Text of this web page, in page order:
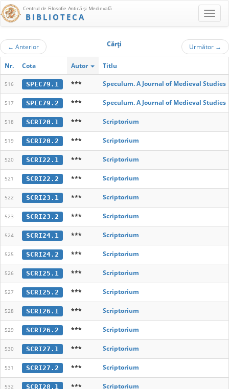
Centrul de Filosofie Antică şi Medievală
BIBLIOTECA
← Anterior Cărţi Următor →
Nr. Cota Autor Titlu
516 SPEC79.1 *** Speculum. A Journal of Medieval Studies
517 SPEC79.2 *** Speculum. A Journal of Medieval Studies
518 SCRI20.1 *** Scriptorium
519 SCRI20.2 *** Scriptorium
520 SCRI22.1 *** Scriptorium
521 SCRI22.2 *** Scriptorium
522 SCRI23.1 *** Scriptorium
523 SCRI23.2 *** Scriptorium
524 SCRI24.1 *** Scriptorium
525 SCRI24.2 *** Scriptorium
526 SCRI25.1 *** Scriptorium
527 SCRI25.2 *** Scriptorium
528 SCRI26.1 *** Scriptorium
529 SCRI26.2 *** Scriptorium
530 SCRI27.1 *** Scriptorium
531 SCRI27.2 *** Scriptorium
532 SCRI28.1 *** Scriptorium